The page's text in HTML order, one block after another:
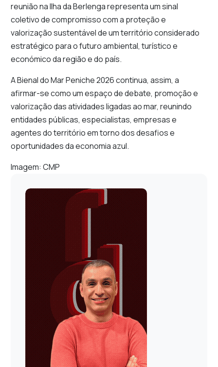
reunião na Ilha da Berlenga representa um sinal
coletivo de compromisso com a proteção e
valorização sustentável de um território considerado
estratégico para o futuro ambiental, turístico e
económico da região e do país.
A Bienal do Mar Peniche 2026 continua, assim, a
afirmar-se como um espaço de debate, promoção e
valorização das atividades ligadas ao mar, reunindo
entidades públicas, especialistas, empresas e
agentes do território em torno dos desafios e
oportunidades da economia azul.
Imagem: CMP